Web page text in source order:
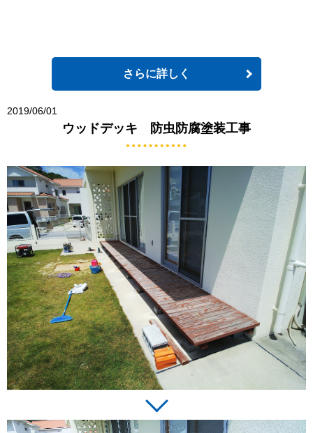
さらに詳しく
2019/06/01
ウッドデッキ 防虫防腐塗装工事